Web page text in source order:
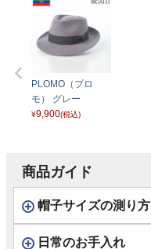
PLOMO（プロ
モ） グレー
¥9,900(税込)
商品ガイド
帽子サイズの測り方
日常のお手入れ